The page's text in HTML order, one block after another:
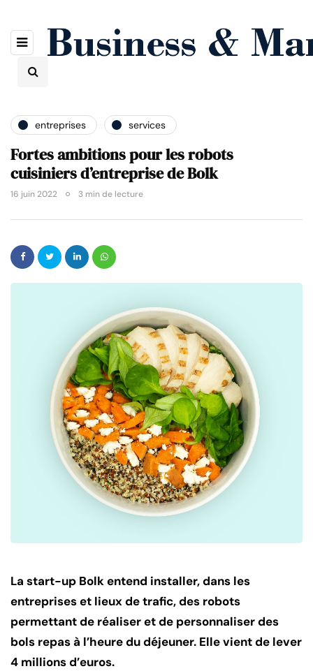
entreprises services
Fortes ambitions pour les robots
cuisiniers d’entreprise de Bolk
16 juin 2022 3 min de lecture
La start-up Bolk entend installer, dans les
entreprises et lieux de trafic, des robots
permettant de réaliser et de personnaliser des
bols repas à l’heure du déjeuner. Elle vient de lever
4 millions d’euros.